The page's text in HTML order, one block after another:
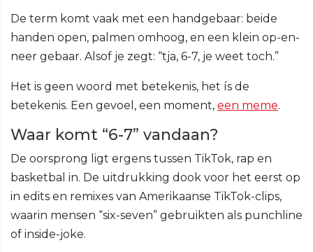
De term komt vaak met een handgebaar: beide
handen open, palmen omhoog, en een klein op-en-
neer gebaar. Alsof je zegt: “tja, 6-7, je weet toch.”
Het is geen woord met betekenis, het ís de
betekenis. Een gevoel, een moment, een meme.
Waar komt “6-7” vandaan?
De oorsprong ligt ergens tussen TikTok, rap en
basketbal in. De uitdrukking dook voor het eerst op
in edits en remixes van Amerikaanse TikTok-clips,
waarin mensen “six-seven” gebruikten als punchline
of inside-joke.